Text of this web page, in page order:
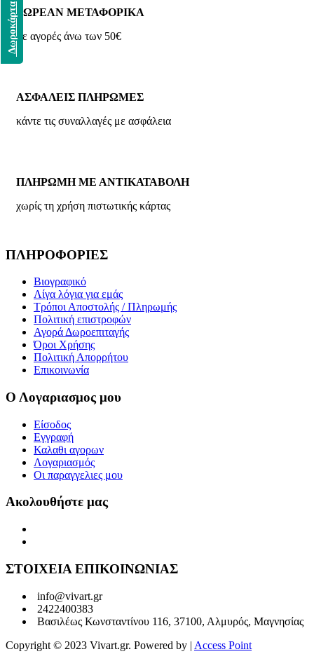
ΔΩΡΕΑΝ ΜΕΤΑΦΟΡΙΚΑ
με αγορές άνω των 50€
ΑΣΦΑΛΕΙΣ ΠΛΗΡΩΜΕΣ
κάντε τις συναλλαγές με ασφάλεια
ΠΛΗΡΩΜΗ ΜΕ ΑΝΤΙΚΑΤΑΒΟΛΗ
χωρίς τη χρήση πιστωτικής κάρτας
ΠΛΗΡΟΦΟΡΙΕΣ
Βιογραφικό
Λίγα λόγια για εμάς
Τρόποι Αποστολής / Πληρωμής
Πολιτική επιστροφών
Αγορά Δωροεπιταγής
Όροι Χρήσης
Πολιτική Απορρήτου
Επικοινωνία
Ο Λογαριασμος μου
Είσοδος
Εγγραφή
Καλαθι αγορων
Λογαριασμός
Οι παραγγελιες μου
Ακολουθήστε μας
ΣΤΟΙΧΕΙΑ ΕΠΙΚΟΙΝΩΝΙΑΣ
info@vivart.gr
2422400383
Βασιλέως Κωνσταντίνου 116, 37100, Αλμυρός, Μαγνησίας
Copyright © 2023 Vivart.gr. Powered by | Access Point
Δωροκάρτα